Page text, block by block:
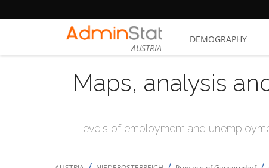
AUSTRIA
DEMOGRAPHY
Maps, analysis
Levels of employment and